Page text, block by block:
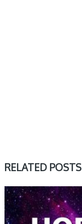
RELATED POSTS
DZIENNY